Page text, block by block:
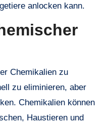
anlocken kann.
Chemikalien zu
zu eliminieren, aber
Chemikalien können
Haustieren und